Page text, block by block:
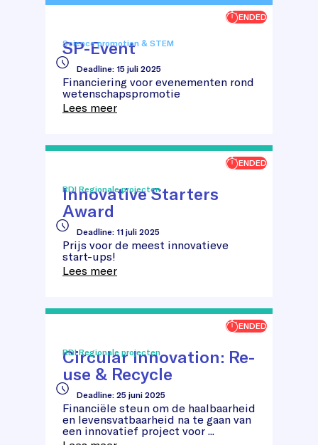
SP-
Event
Science promotion & STEM
SP-Event
Deadline: 15 juli 2025
ENDED
Financiering voor evenementen rond
wetenschapspromotie
Lees meer
Innovative
Starters
Award
RDI Regionale projecten
Innovative Starters
Award
Deadline: 11 juli 2025
ENDED
Prijs voor de meest innovatieve
start-ups!
Lees meer
Circular
Innovation:
Re-
use
RDI Regionale projecten
Circular Innovation: Re-
use & Recycle
Deadline: 25 juni 2025
ENDED
Financiële steun om de haalbaarheid
en levensvatbaarheid na te gaan van
een innovatief project voor ...